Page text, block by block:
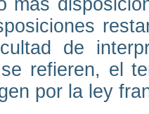
más
de
refieren, el
por la ley